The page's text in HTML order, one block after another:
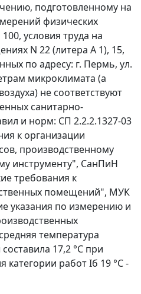
подготовленному на
физических
условия труда на
N 22 (литера А 1), 15,
по адресу: г. Пермь, ул.
микроклимата (а
не соответствуют
санитарно-
и норм: СП 2.2.2.1327-03
к организации
производственному
инструменту", СанПиН
требования к
помещений", МУК
указания по измерению и
температура
17,2 °С при
категории работ Iб 19 °С -